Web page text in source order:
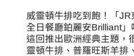
威靈頓牛排吃到飽！「JR
全日餐廳鉑麗安Brilliant」
這回推出歐洲經典主題，
靈頓牛排、普羅旺斯羊排